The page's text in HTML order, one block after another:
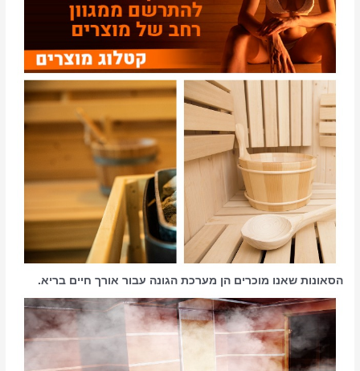
הסאונות שאנו מוכרים הן מערכת הגונה עבור אורך חיים בריא.